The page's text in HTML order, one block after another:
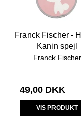
Franck Fischer -
Kanin spejl
Franck Fischer
49,00 DKK
VIS PRODUKT